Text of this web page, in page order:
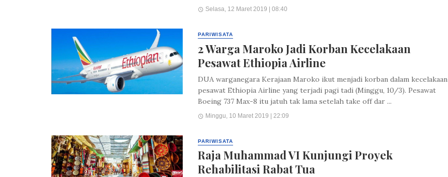
Selasa, 12 Maret 2019 | 08:40
PARIWISATA
2 Warga Maroko Jadi Korban Kecelakaan
Pesawat Ethiopia Airline
DUA warganegara Kerajaan Maroko ikut menjadi korban dalam kecelakaan
pesawat Ethiopia Airline yang terjadi pagi tadi (Minggu, 10/3). Pesawat
Boeing 737 Max-8 itu jatuh tak lama setelah take off dar ...
Minggu, 10 Maret 2019 | 22:09
PARIWISATA
Raja Muhammad VI Kunjungi Proyek
Rehabilitasi Rabat Tua